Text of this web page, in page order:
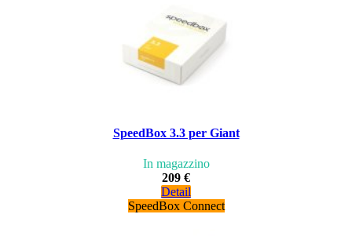
SpeedBox 3.3 per Giant
In magazzino
209 €
Detail
SpeedBox Connect